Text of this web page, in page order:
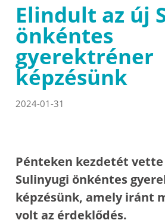
Elindult az új
önkéntes
gyerektréner
képzésünk
2024-01-31
Pénteken kezdetét vette
Sulinyugi önkéntes
képzésünk, amely iránt
volt az érdeklődés.